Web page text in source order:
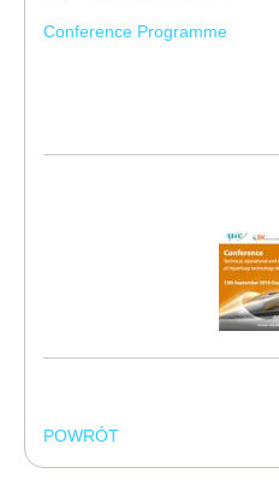
Conference Programme
POWRÓT